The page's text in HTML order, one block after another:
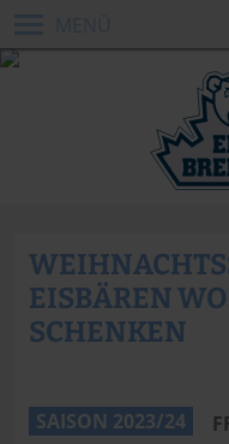
EISBÄREN
SCHENKEN
SAISON 2023/24